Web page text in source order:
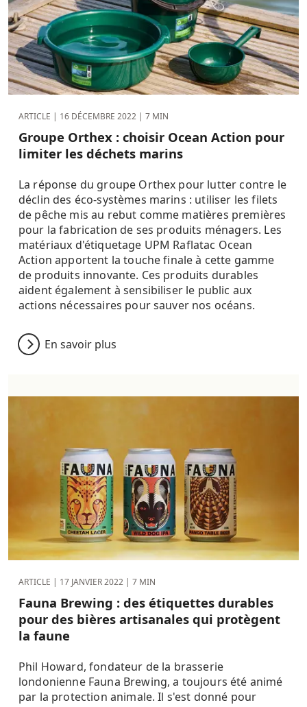
ARTICLE | 16 DÉCEMBRE 2022 | 7 MIN
Groupe Orthex : choisir Ocean Action pour
limiter les déchets marins
La réponse du groupe Orthex pour lutter contre le
déclin des éco-systèmes marins : utiliser les filets
de pêche mis au rebut comme matières premières
pour la fabrication de ses produits ménagers. Les
matériaux d'étiquetage UPM Raflatac Ocean
Action apportent la touche finale à cette gamme
de produits innovante. Ces produits durables
aident également à sensibiliser le public aux
actions nécessaires pour sauver nos océans.
En savoir plus
ARTICLE | 17 JANVIER 2022 | 7 MIN
Fauna Brewing : des étiquettes durables
pour des bières artisanales qui protègent
la faune
Phil Howard, fondateur de la brasserie
londonienne Fauna Brewing, a toujours été animé
par la protection animale. Il s'est donné pour